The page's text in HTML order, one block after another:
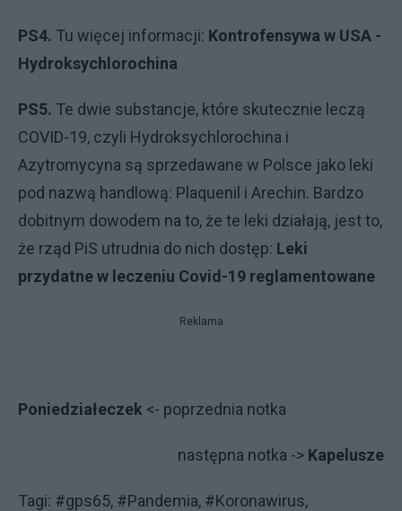
PS4. Tu więcej informacji: Kontrofensywa w USA -
Hydroksychlorochina
PS5. Te dwie substancje, które skutecznie leczą
COVID-19, czyli Hydroksychlorochina i
Azytromycyna są sprzedawane w Polsce jako leki
pod nazwą handlową: Plaquenil i Arechin. Bardzo
dobitnym dowodem na to, że te leki działają, jest to,
że rząd PiS utrudnia do nich dostęp: Leki
przydatne w leczeniu Covid-19 reglamentowane
Reklama
Poniedziałeczek <- poprzednia notka
następna notka -> Kapelusze
Tagi: #gps65, #Pandemia, #Koronawirus,